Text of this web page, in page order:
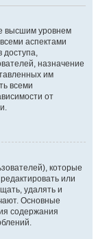
высшим уровнем
аспектами
доступа,
назначение
им
всеми
от
которые
или
удалять и
Основные
содержания